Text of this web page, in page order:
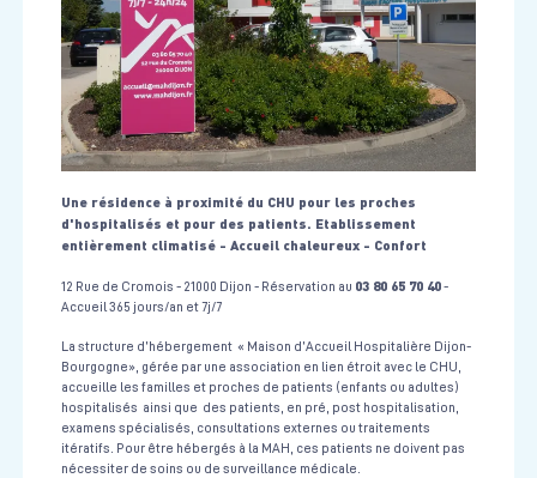
Une résidence à proximité du CHU pour les proches
d'hospitalisés et pour des patients. Etablissement
entièrement climatisé - Accueil chaleureux - Confort
12 Rue de Cromois - 21000 Dijon - Réservation au 03 80 65 70 40-
Accueil 365 jours/an et 7j/7
La structure d’hébergement « Maison d’Accueil Hospitalière Dijon-
Bourgogne», gérée par une association en lien étroit avec le CHU,
accueille les familles et proches de patients (enfants ou adultes)
hospitalisés ainsi que des patients, en pré, post hospitalisation,
examens spécialisés, consultations externes ou traitements
itératifs. Pour être hébergés à la MAH, ces patients ne doivent pas
nécessiter de soins ou de surveillance médicale.